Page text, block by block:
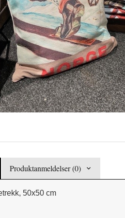
Produktanmeldelser (0)
50x50 cm